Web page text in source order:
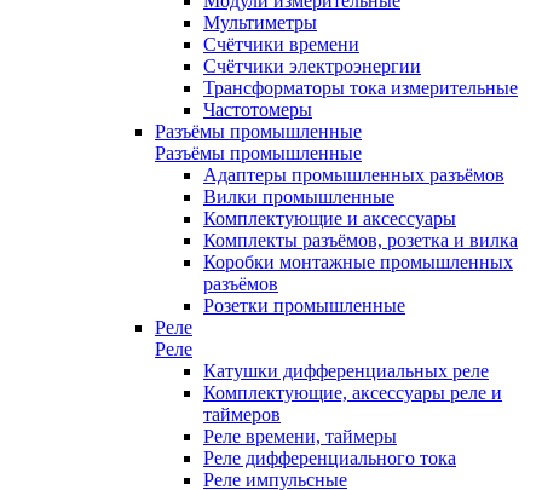
Мультиметры
Счётчики времени
Счётчики электроэнергии
Трансформаторы тока измерительные
Частотомеры
Разъёмы промышленные
Разъёмы промышленные
Адаптеры промышленных разъёмов
Вилки промышленные
Комплектующие и аксессуары
Комплекты разъёмов, розетка и вилка
Коробки монтажные промышленных
разъёмов
Розетки промышленные
Реле
Реле
Катушки дифференциальных реле
Комплектующие, аксессуары реле и
таймеров
Реле времени, таймеры
Реле дифференциального тока
Реле импульсные